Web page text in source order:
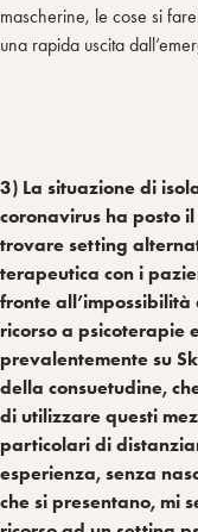
mascherine, le cose si
una rapida uscita
3) La situazione di
coronavirus ha posto
trovare setting
terapeutica con i
fronte
ricorso a psicoterapie
prevalentemente su
della consuetudine,
di utilizzare questi
particolari di
esperienza, senza
che si presentano, mi